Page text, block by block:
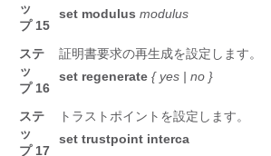
ッ
プ 15
set modulus modulus
ステ
ッ
プ 16
証明書要求の再生成を設定します。
set regenerate { yes | no }
ステ
ッ
プ 17
トラストポイントを設定します。
set trustpoint interca